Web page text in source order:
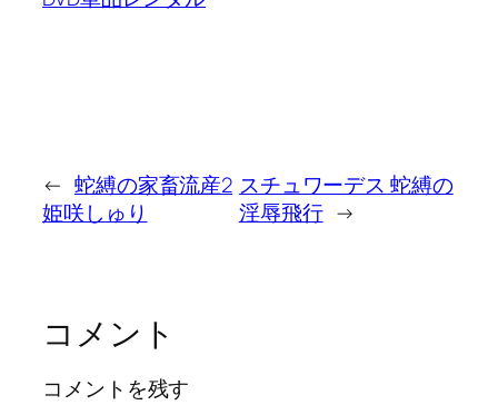
← 蛇縛の家畜流産2
姫咲しゅり
スチュワーデス 蛇縛の
淫辱飛行 →
コメント
コメントを残す